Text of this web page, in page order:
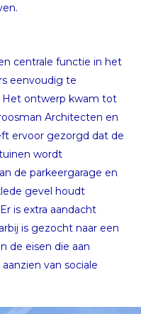
centrale functie in het
eenvoudig te
Het ontwerp kwam tot
Architecten en
ervoor gezorgd dat de
wordt
de parkeergarage en
gevel houdt
is extra aandacht
is gezocht naar een
de eisen die aan
van sociale